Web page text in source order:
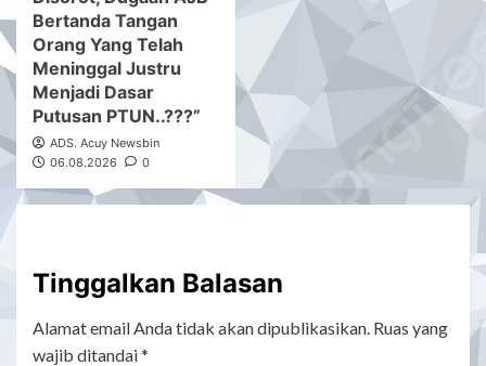
Bertanda Tangan
Orang Yang Telah
Meninggal Justru
Menjadi Dasar
Putusan PTUN..???”
ADS. Acuy Newsbin
06.08.2026
0
Tinggalkan Balasan
Alamat email Anda tidak akan dipublikasikan. Ruas yang
wajib ditandai*